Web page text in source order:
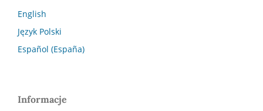
English
Język Polski
Español (España)
Informacje